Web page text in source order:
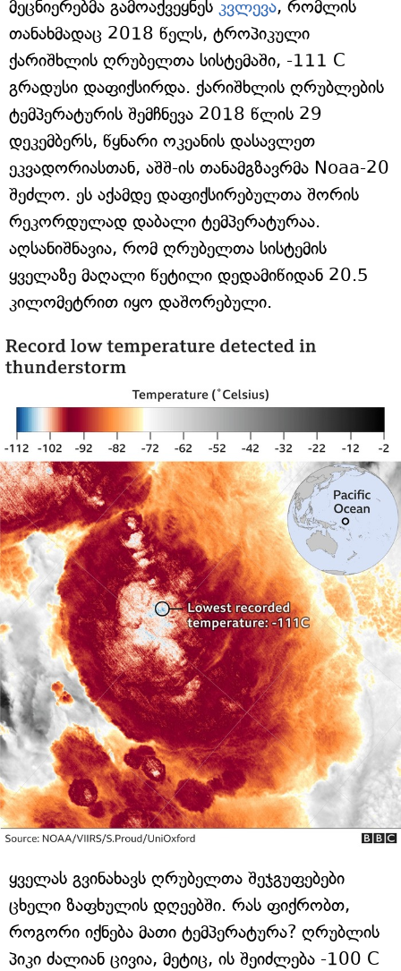
მეცნიერებმა გამოაქვეყნეს კვლევა, რომლის
თანახმადაც 2018 წელს, ტროპიკული
ქარიშხლის ღრუბელთა სისტემაში, -111 C
გრადუსი დაფიქსირდა. ქარიშხლის ღრუბლების
ტემპერატურის შემჩნევა 2018 წლის 29
დეკემბერს, წყნარი ოკეანის დასავლეთ
ეკვადორიასთან, აშშ-ის თანამგზავრმა Noaa-20
შეძლო. ეს აქამდე დაფიქსირებულთა შორის
რეკორდულად დაბალი ტემპერატურაა.
აღსანიშნავია, რომ ღრუბელთა სისტემის
ყველაზე მაღალი წეტილი დედამიწიდან 20.5
კილომეტრით იყო დაშორებული.
ყველას გვინახავს ღრუბელთა შეჯგუფებები
ცხელი ზაფხულის დღეებში. რას ფიქრობთ,
როგორი იქნება მათი ტემპერატურა? ღრუბლის
პიკი ძალიან ცივია, მეტიც, ის შეიძლება -100 C